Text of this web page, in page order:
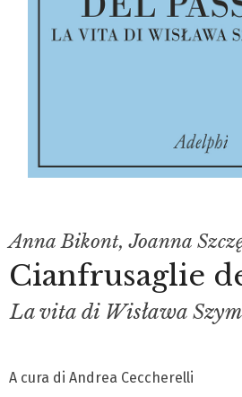
Anna Bikont,Joanna
Cianfrusaglie
La vita di Wisława
A cura di Andrea Ceccherelli